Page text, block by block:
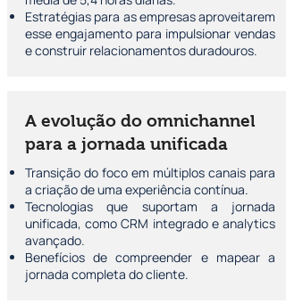
Estratégias para as empresas aproveitarem
esse engajamento para impulsionar vendas
e construir relacionamentos duradouros.
A evolução do omnichannel
para a jornada unificada
Transição do foco em múltiplos canais para
a criação de uma experiência contínua.
Tecnologias que suportam a jornada
unificada, como CRM integrado e analytics
avançado.
Benefícios de compreender e mapear a
jornada completa do cliente.